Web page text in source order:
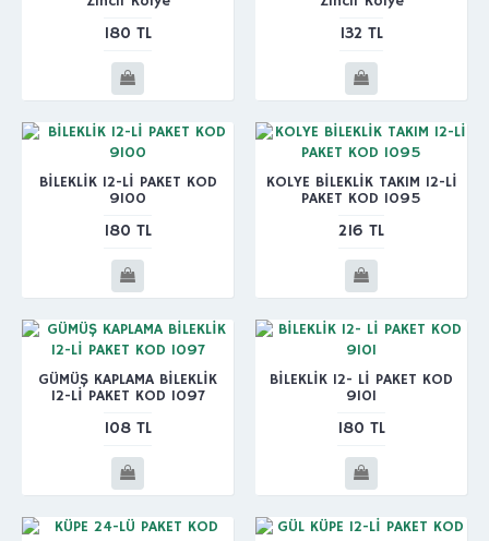
180 TL 132 TL
BİLEKLİK 12-Lİ PAKET KOD
9100
180 TL
KOLYE BİLEKLİK TAKIM 12-Lİ
PAKET KOD 1095
216 TL
GÜMÜŞ KAPLAMA BİLEKLİK
12-Lİ PAKET KOD 1097
108 TL
BİLEKLİK 12- Lİ PAKET KOD
9101
180 TL